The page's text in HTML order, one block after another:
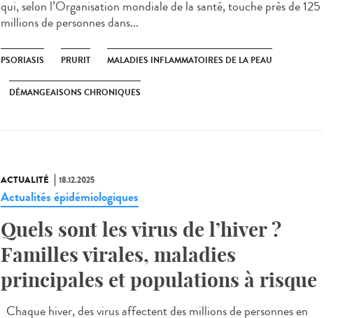
qui, selon l’Organisation mondiale de la santé, touche près de 125
millions de personnes dans...
PSORIASIS PRURIT MALADIES INFLAMMATOIRES DE LA PEAU
DÉMANGEAISONS CHRONIQUES
ACTUALITÉ 18.12.2025
Actualités épidémiologiques
Quels sont les virus de l’hiver ?
Familles virales, maladies
principales et populations à risque
Chaque hiver, des virus affectent des millions de personnes en